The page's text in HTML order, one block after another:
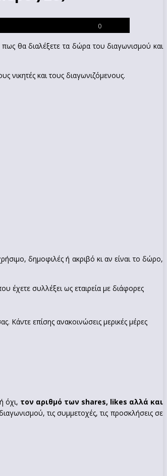
0
πως θα διαλέξετε τα δώρα του διαγωνισμού και
και τους διαγωνιζόμενους.
δημοφιλές ή ακριβό κι αν είναι το δώρο,
έχετε συλλέξει ως εταιρεία με διάφορες
Κάντε επίσης ανακοινώσεις μερικές μέρες
όχι, τον αριθμό των shares, likes αλλά και
τις συμμετοχές, τις προσκλήσεις σε